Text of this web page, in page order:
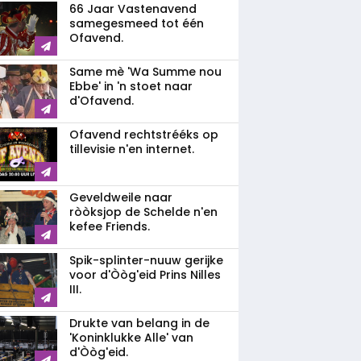
66 Jaar Vastenavend
samegesmeed tot één
Ofavend.
Same mè 'Wa Summe nou
Ebbe' in 'n stoet naar
d'Ofavend.
Ofavend rechtstrééks op
tillevisie n'en internet.
Geveldweile naar
ròòksjop de Schelde n'en
kefee Friends.
Spik-splinter-nuuw gerijke
voor d'Òòg'eid Prins Nilles
III.
Drukte van belang in de
'Koninklukke Alle' van
d'Òòg'eid.